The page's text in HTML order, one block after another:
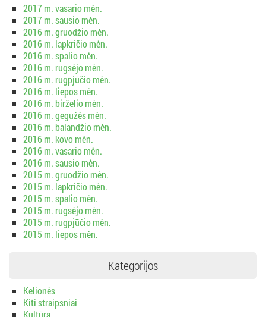
2017 m. vasario mėn.
2017 m. sausio mėn.
2016 m. gruodžio mėn.
2016 m. lapkričio mėn.
2016 m. spalio mėn.
2016 m. rugsėjo mėn.
2016 m. rugpjūčio mėn.
2016 m. liepos mėn.
2016 m. birželio mėn.
2016 m. gegužės mėn.
2016 m. balandžio mėn.
2016 m. kovo mėn.
2016 m. vasario mėn.
2016 m. sausio mėn.
2015 m. gruodžio mėn.
2015 m. lapkričio mėn.
2015 m. spalio mėn.
2015 m. rugsėjo mėn.
2015 m. rugpjūčio mėn.
2015 m. liepos mėn.
Kategorijos
Kelionės
Kiti straipsniai
Kultūra